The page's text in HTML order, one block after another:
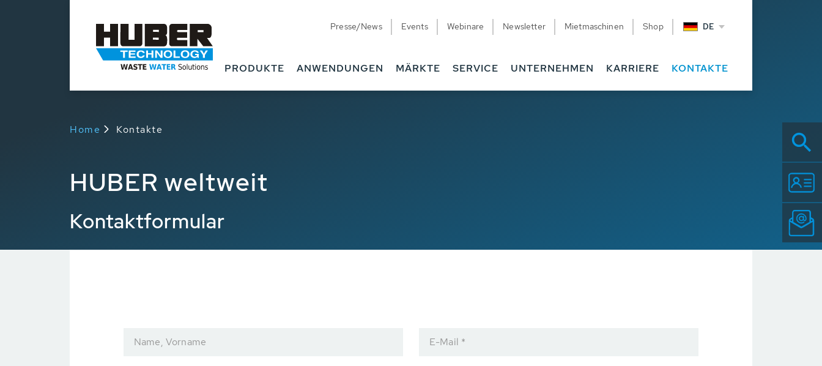
Presse/News Events Webinare Newsletter Mietmaschinen Shop DE
PRODUKTE ANWENDUNGEN MÄRKTE SERVICE UNTERNEHMEN KARRIERE KONTAKTE
Home Kontakte
HUBER weltweit
Kontaktformular
Name, Vorname E-Mail *